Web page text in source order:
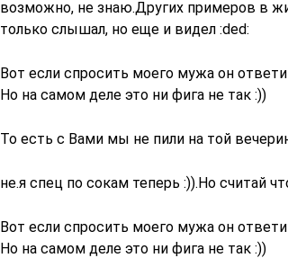
возможно, не знаю.Других примеров в
только слышал, но еще и видел :ded:
Вот если спросить моего мужа он
Но на самом деле это ни фига не так :))
То есть с Вами мы не пили на той
не.я спец по сокам теперь :)).Но считай
Вот если спросить моего мужа он
Но на самом деле это ни фига не так :))